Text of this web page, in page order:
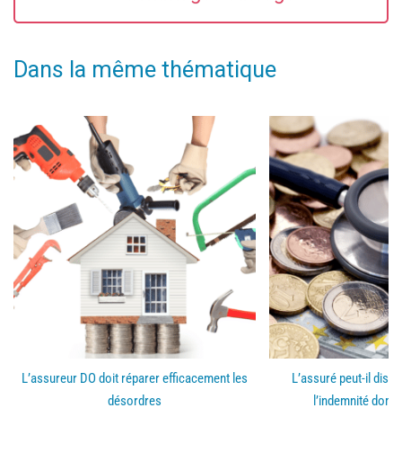
Dans la même thématique
L’assureur DO doit réparer efficacement les
désordres
L’assuré peut-il
l’indemnité